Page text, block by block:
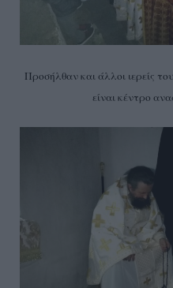
Προσήλθαν και άλλοι ιερείς
είναι κέντρο